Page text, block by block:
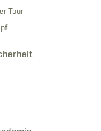
Tour